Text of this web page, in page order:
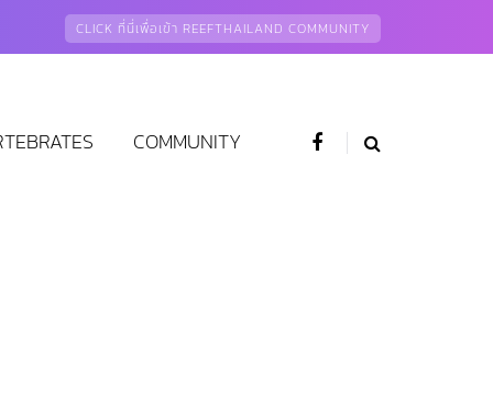
CLICK ที่นี่เพื่อเข้า REEFTHAILAND COMMUNITY
COMMUNITY